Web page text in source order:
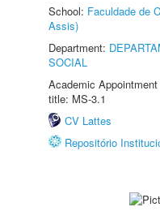
School: Faculdade de
Assis)
Department:
SOCIAL
Academic
title: MS-3.1
CV Lattes
Repositório